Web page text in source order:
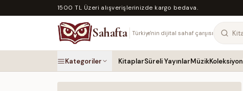
1500 TL Üzeri alışverişlerinizde kargo bedava.
Sahafta Türkiye'nin dijital sahaf çarşısı
Kategoriler KitaplarSüreli YayınlarMüzikKoleksiyon